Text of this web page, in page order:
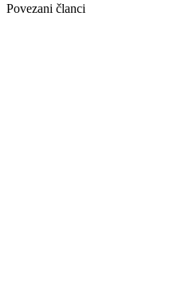
Povezani članci